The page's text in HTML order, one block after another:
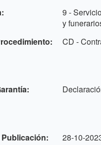
9 -
y
CD -
28-10-